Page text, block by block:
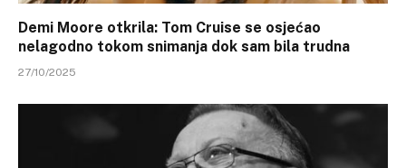
Demi Moore otkrila: Tom Cruise se osjećao
nelagodno tokom snimanja dok sam bila trudna
27/10/2025